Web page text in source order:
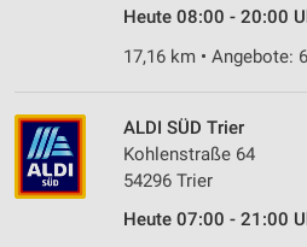
Heute 08:00 - 20:00
17,16 km • Angebote:
ALDI SÜD Trier
Kohlenstraße 64
54296 Trier
Heute 07:00 - 21:00